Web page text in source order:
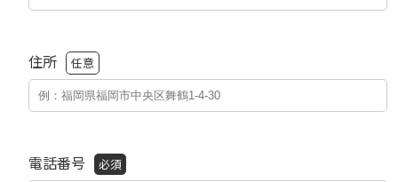
住所 任意
電話番号 必須